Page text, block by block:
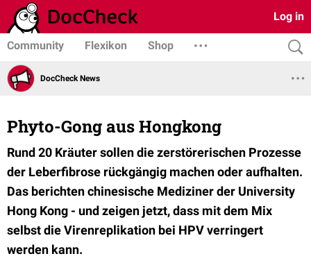
Log in
Community Flexikon Shop
DocCheck News
Phyto-Gong aus Hongkong
Rund 20 Kräuter sollen die zerstörerischen Prozesse
der Leberfibrose rückgängig machen oder aufhalten.
Das berichten chinesische Mediziner der University
Hong Kong - und zeigen jetzt, dass mit dem Mix
selbst die Virenreplikation bei HPV verringert
werden kann.